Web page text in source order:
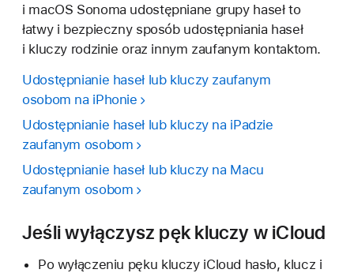
i macOS Sonoma udostępniane grupy haseł to
łatwy i bezpieczny sposób udostępniania haseł
i kluczy rodzinie oraz innym zaufanym kontaktom.
Udostępnianie haseł lub kluczy zaufanym
osobom na iPhonie
Udostępnianie haseł lub kluczy na iPadzie
zaufanym osobom
Udostępnianie haseł lub kluczy na Macu
zaufanym osobom
Jeśli wyłączysz pęk kluczy w iCloud
Po wyłączeniu pęku kluczy iCloud hasło, klucz i